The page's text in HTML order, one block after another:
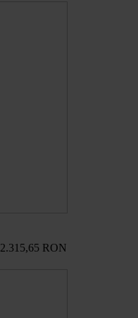
2.315,65 RON